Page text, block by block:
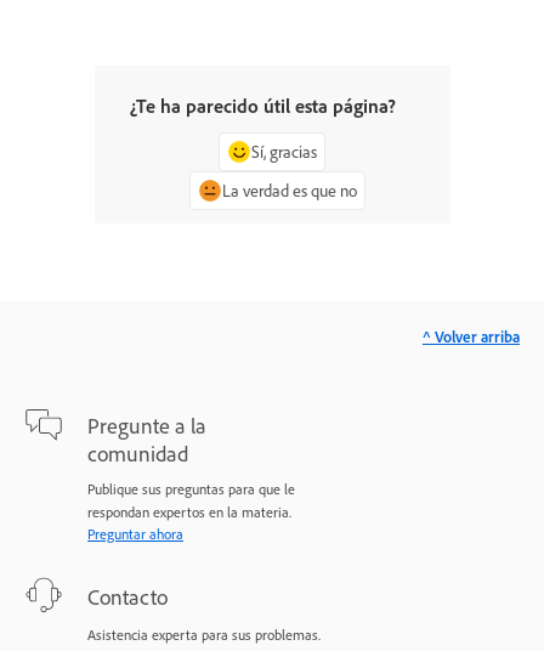
¿Te ha parecido útil esta página?
Sí, gracias
La verdad es que no
Pregunte a la
comunidad
Publique sus preguntas para que le
respondan expertos en la materia.
Preguntar ahora
Contacto
Asistencia experta para sus problemas.
^ Volver arriba